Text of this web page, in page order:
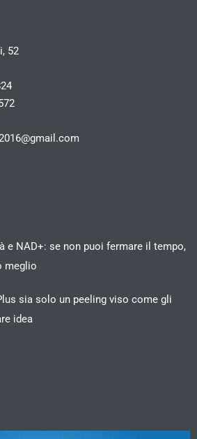
52
e NAD+: se non puoi fermare il tempo,
meglio
sia solo un peeling viso come gli
idea